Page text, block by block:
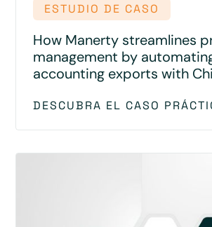
ESTUDIO DE CASO
How Manerty streamlines
management by
accounting exports with
DESCUBRA EL CASO